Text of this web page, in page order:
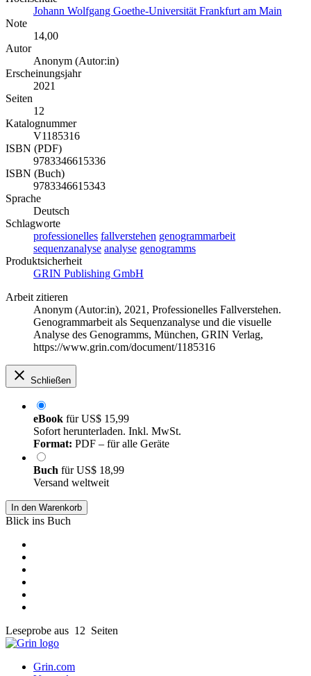
Johann Wolfgang Goethe-Universität Frankfurt am Main
Note
14,00
Autor
Anonym (Autor:in)
Erscheinungsjahr
2021
Seiten
12
Katalognummer
V1185316
ISBN (PDF)
9783346615336
ISBN (Buch)
9783346615343
Sprache
Deutsch
Schlagworte
professionelles fallverstehen genogrammarbeit
sequenzanalyse analyse genogramms
Produktsicherheit
GRIN Publishing GmbH
Arbeit zitieren
Anonym (Autor:in), 2021, Professionelles Fallverstehen.
Genogrammarbeit als Sequenzanalyse und die visuelle
Analyse des Genogramms, München, GRIN Verlag,
https://www.grin.com/document/1185316
Schließen
eBook fürUS$ 15,99
Sofort herunterladen. Inkl. MwSt.
Format: PDF – für alle Geräte
Buch fürUS$ 18,99
Versand weltweit
In den Warenkorb
Blick ins Buch
Leseprobe aus 12 Seiten
Grin.com